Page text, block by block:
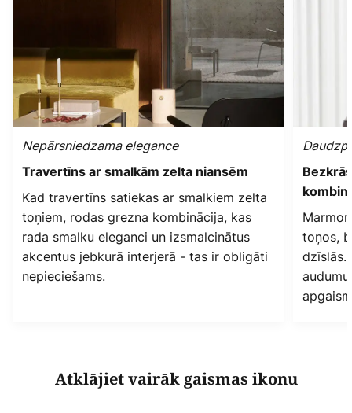
Nepārsniedzama elegance
Travertīns ar smalkām zelta niansēm
Kad travertīns satiekas ar smalkiem zelta
toņiem, rodas grezna kombinācija, kas
rada smalku eleganci un izsmalcinātus
akcentus jebkurā interjerā - tas ir obligāti
nepieciešams.
toņos,
dzīslās.
Atklājiet vairāk gaismas ikonu